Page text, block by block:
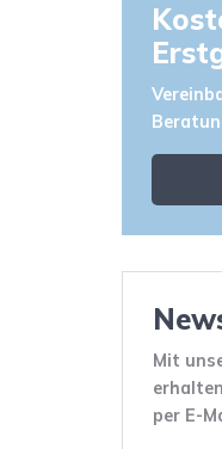
Mit
per E-